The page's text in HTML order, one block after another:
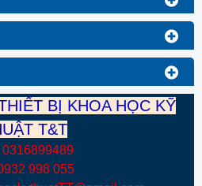
BỊ KHOA HỌC KỸ
T&T
0316899489
998 055